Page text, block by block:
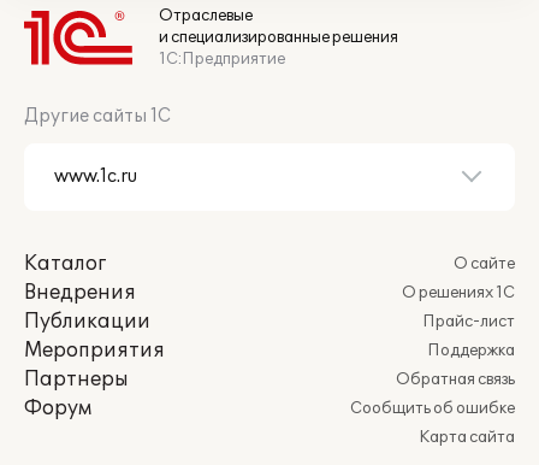
Отраслевые
и специализированные решения
1С:Предприятие
Другие сайты 1С
Каталог
Внедрения
Публикации
Мероприятия
Партнеры
Форум
О сайте
О решениях 1С
Прайс-лист
Поддержка
Обратная связь
Сообщить об ошибке
Карта сайта